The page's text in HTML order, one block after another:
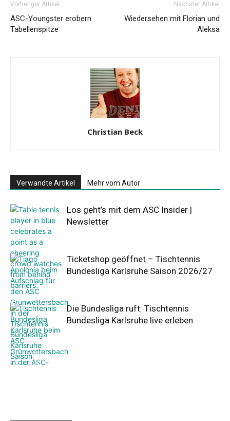
Vorheriger Artikel
ASC-Youngster erobern
Tabellenspitze
Nächster Artikel
Wiedersehen mit Florian und
Aleksa
Christian Beck
Verwandte Artikel Mehr vom Autor
Los geht’s mit dem ASC Insider |
Newsletter
Ticketshop geöffnet – Tischtennis
Bundesliga Karlsruhe Saison 2026/27
Die Bundesliga ruft: Tischtennis
Bundesliga Karlsruhe live erleben